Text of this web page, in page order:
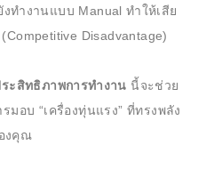
ทำงานแบบ Manual ทำให้เสีย
Disadvantage)
ะสิทธิภาพการทำงาน นี้จะช่วย
มอบ “เครื่องทุ่นแรง” ที่ทรงพลัง
งคุณ